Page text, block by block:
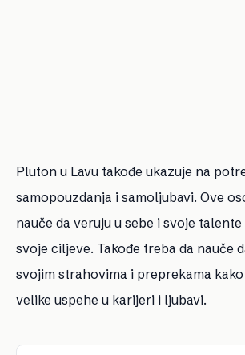
Pluton u Lavu takođe ukazuje na
samopouzdanja i samoljubavi. Ove
nauče da veruju u sebe i svoje
svoje ciljeve. Takođe treba da nauče
svojim strahovima i preprekama
velike uspehe u karijeri i ljubavi.